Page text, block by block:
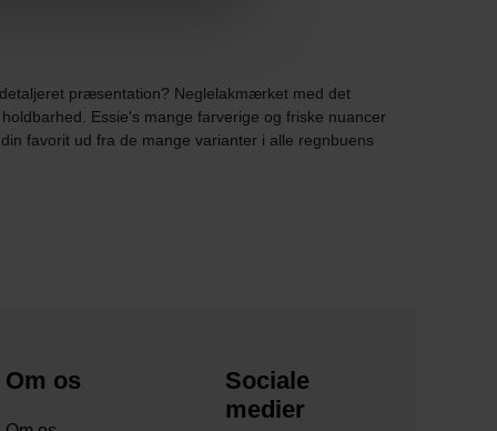
præsentation? Neglelakmærket med det
Essie's mange farverige og friske nuancer
favorit ud fra de mange varianter i alle regnbuens
Om os
Sociale
medier